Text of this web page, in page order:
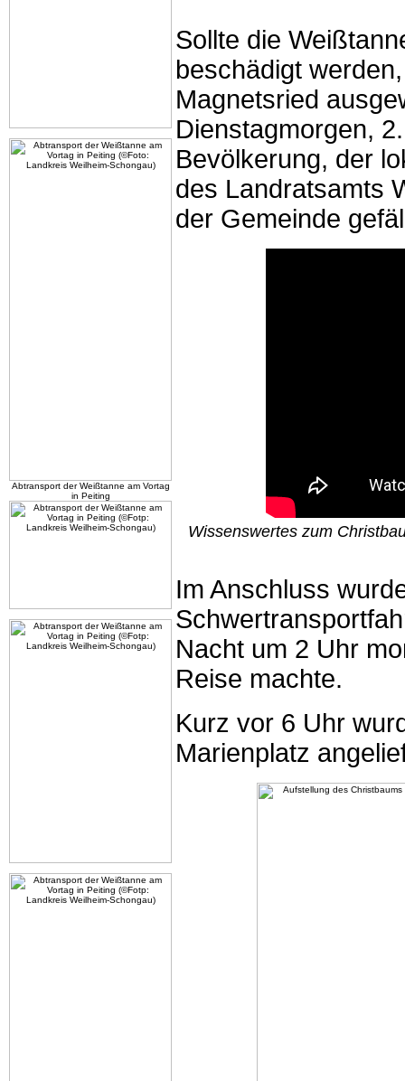
Abtransport der Weißtanne am Vortag
in Peiting
Sollte die
beschädigt
Magnetsried
Dienstagmorgen,
Bevölkerung, der
des Landratsamts
der Gemeinde
Wissenswertes zum
Im Anschluss
Nacht um 2 Uhr
Reise machte.
Kurz vor 6 Uhr
Marienplatz